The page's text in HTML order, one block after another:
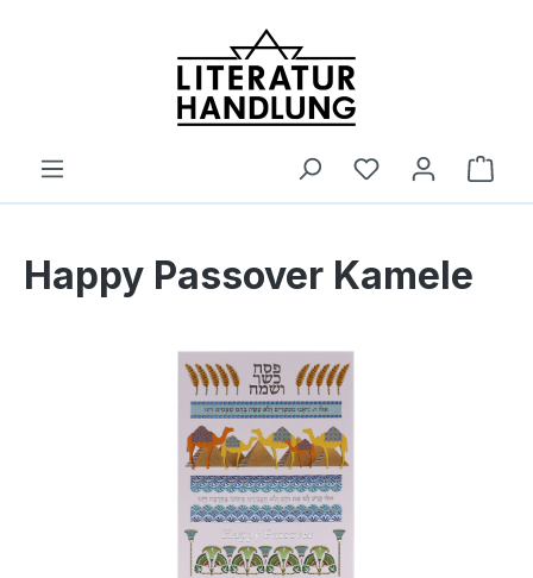
Happy Passover Kamele
Bildergalerie überspringen